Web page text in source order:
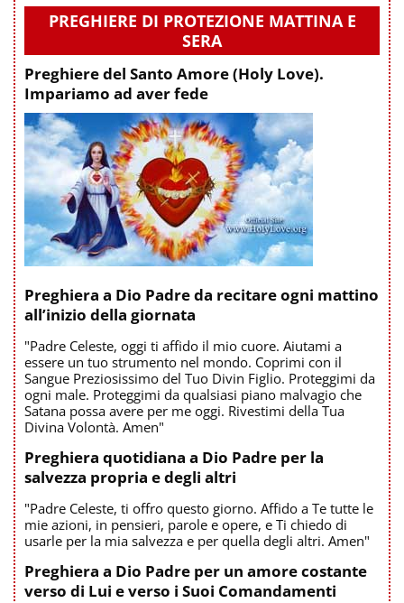
PREGHIERE DI PROTEZIONE MATTINA E
SERA
Preghiere del Santo Amore (Holy Love).
Impariamo ad aver fede
Preghiera a Dio Padre da recitare ogni mattino
all’inizio della giornata
"Padre Celeste, oggi ti affido il mio cuore. Aiutami a
essere un tuo strumento nel mondo. Coprimi con il
Sangue Preziosissimo del Tuo Divin Figlio. Proteggimi da
ogni male. Proteggimi da qualsiasi piano malvagio che
Satana possa avere per me oggi. Rivestimi della Tua
Divina Volontà. Amen"
Preghiera quotidiana a Dio Padre per la
salvezza propria e degli altri
"Padre Celeste, ti offro questo giorno. Affido a Te tutte le
mie azioni, in pensieri, parole e opere, e Ti chiedo di
usarle per la mia salvezza e per quella degli altri. Amen"
Preghiera a Dio Padre per un amore costante
verso di Lui e verso i Suoi Comandamenti